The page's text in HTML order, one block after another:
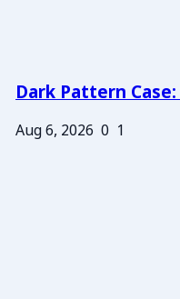
Dark Pattern Case:
Aug 6, 2026 0 1